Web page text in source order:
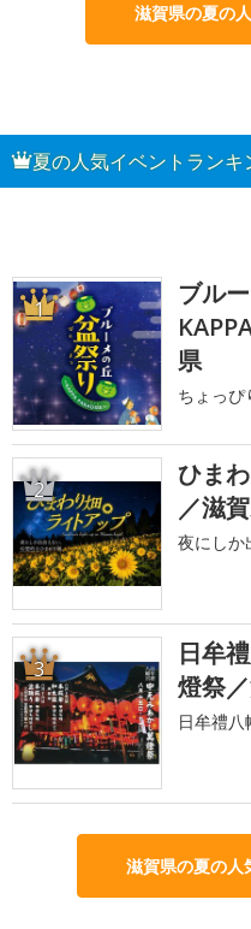
滋賀県の夏の
夏の人気イベントランキ
1
ブル
県
ちょっぴ
2
ひま
／滋
夜にしか
3
日牟
燈祭
日牟禮八
滋賀県の夏の人